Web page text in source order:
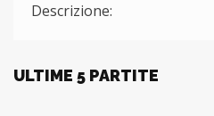
Descrizione:
ULTIME 5 PARTITE